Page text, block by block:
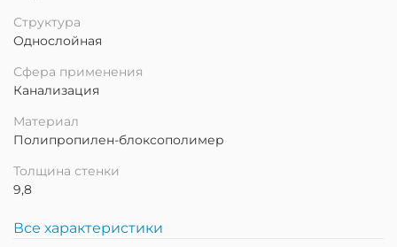
Структура
Однослойная
Сфера применения
Канализация
Материал
Полипропилен-блоксополимер
Толщина стенки
9,8
Все характеристики